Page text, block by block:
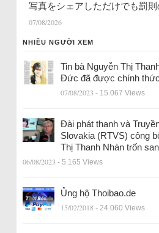
写真をシェアしただけでも罰則
07/08/2026
NHIỀU NGƯỜI XEM
Tin bà Nguyễn Thị
Đức đã được chính
07/08/2023 - 15.067 Views
Đài phát thanh và
Slovakia (RTVS) công
Thị Thanh Nhàn trốn
06/08/2023 - 5.165 Views
Ủng hộ Thoibao.de
15/02/2018 - 24.060 Views